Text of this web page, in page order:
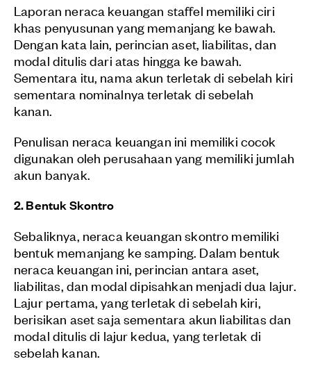
Laporan neraca keuangan staffel memiliki ciri
khas penyusunan yang memanjang ke bawah.
Dengan kata lain, perincian aset, liabilitas, dan
modal ditulis dari atas hingga ke bawah.
Sementara itu, nama akun terletak di sebelah kiri
sementara nominalnya terletak di sebelah
kanan.
Penulisan neraca keuangan ini memiliki cocok
digunakan oleh perusahaan yang memiliki jumlah
akun banyak.
2. Bentuk Skontro
Sebaliknya, neraca keuangan skontro memiliki
bentuk memanjang ke samping. Dalam bentuk
neraca keuangan ini, perincian antara aset,
liabilitas, dan modal dipisahkan menjadi dua lajur.
Lajur pertama, yang terletak di sebelah kiri,
berisikan aset saja sementara akun liabilitas dan
modal ditulis di lajur kedua, yang terletak di
sebelah kanan.